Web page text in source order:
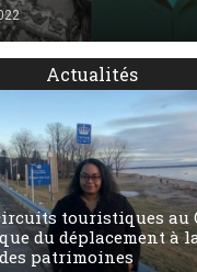
Actualités
touristiques au
du déplacement à
patrimoines